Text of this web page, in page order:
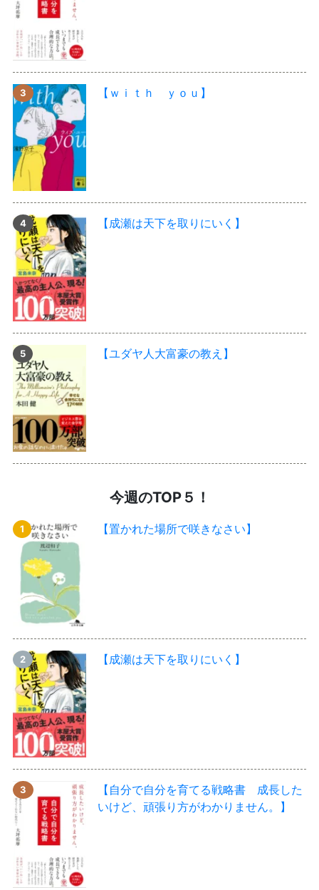
【ｗｉｔｈ ｙｏｕ】
【成瀬は天下を取りにいく】
【ユダヤ人大富豪の教え】
今週のTOP５！
【置かれた場所で咲きなさい】
【成瀬は天下を取りにいく】
【自分で自分を育てる戦略書 成長した
いけど、頑張り方がわかりません。】